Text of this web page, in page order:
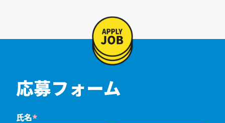
応募フォーム
氏名*